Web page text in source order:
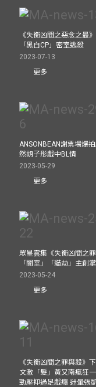
《失衡凶間之惡念之最
「黑白CP」密室逃殺
2023-07-13
更多
ANSONBEAN謝票場爆
然胡子彤戲中BL情
2023-05-29
更多
眾星雲集《失衡凶間之
「闇室」「貓劫」主創
2023-05-24
更多
《失衡凶間之罪與殺》
文激「髮」黃又南瘋狂
勁壓抑過足戲癮 迷暈張